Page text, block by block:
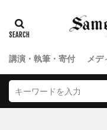
講演・執筆・寄付 メデ